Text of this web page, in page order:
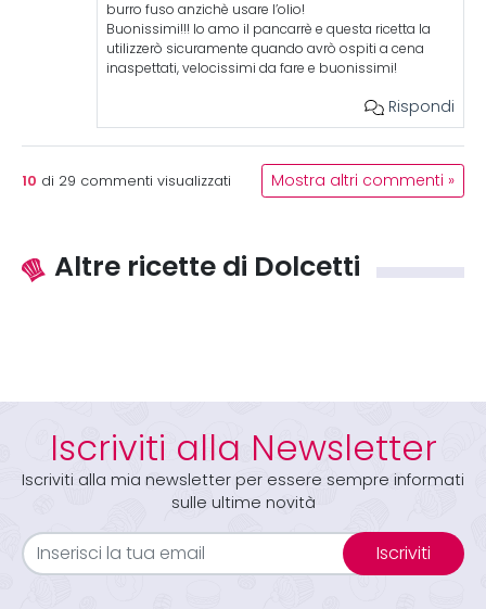
burro fuso anzichè usare l’olio!
Buonissimi!!! Io amo il pancarrè e questa ricetta la
utilizzerò sicuramente quando avrò ospiti a cena
inaspettati, velocissimi da fare e buonissimi!
Rispondi
10 di 29 commenti visualizzati Mostra altri commenti »
Altre ricette di Dolcetti
Iscriviti alla Newsletter
Iscriviti alla mia newsletter per essere sempre informati
sulle ultime novità
Iscriviti